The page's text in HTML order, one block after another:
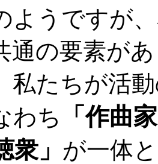
ようですが
通の要素が
たちが活
わち
「作曲
」 が一体